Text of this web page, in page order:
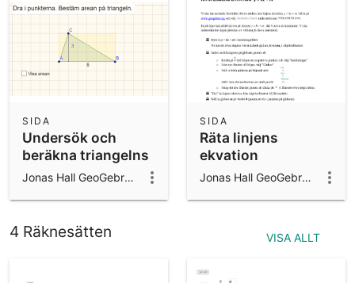
Undersök och
beräkna triangelns
area
SIDA
Jonas Hall GeoGebra ambassador 2024/25
Räta linjens
ekvation
SIDA
Jonas Hall GeoGebra ambassador 2024/25
4 Räknesätten VISA ALLT